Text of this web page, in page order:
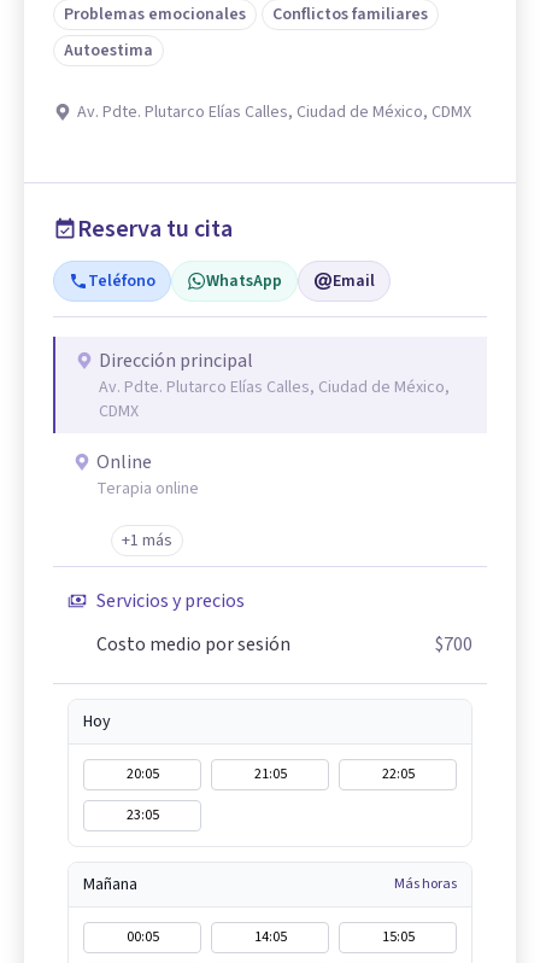
Problemas emocionales
Conflictos familiares
Autoestima
Av. Pdte. Plutarco Elías Calles, Ciudad de México, CDMX
Reserva tu cita
Teléfono WhatsApp Email
Dirección principal
Av. Pdte. Plutarco Elías Calles, Ciudad de México,
CDMX
Online
Terapia online
+1 más
Servicios y precios
Costo medio por sesión
$700
Hoy
20:05 21:05
22:05
23:05
Mañana Más horas
00:05 14:05
15:05